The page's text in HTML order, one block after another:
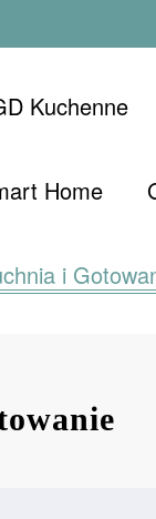
Kuchenne
Home
i